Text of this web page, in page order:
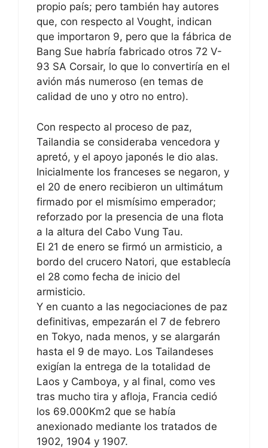
propio país; pero también hay autores
que, con respecto al Vought, indican
que importaron 9, pero que la fábrica de
Bang Sue habría fabricado otros 72 V-
93 SA Corsair, lo que lo convertiría en el
avión más numeroso (en temas de
calidad de uno y otro no entro).
Con respecto al proceso de paz,
Tailandia se consideraba vencedora y
apretó, y el apoyo japonés le dio alas.
Inicialmente los franceses se negaron, y
el 20 de enero recibieron un ultimátum
firmado por el mismísimo emperador;
reforzado por la presencia de una flota
a la altura del Cabo Vung Tau.
El 21 de enero se firmó un armisticio, a
bordo del crucero Natori, que establecía
el 28 como fecha de inicio del
armisticio.
Y en cuanto a las negociaciones de paz
definitivas, empezarán el 7 de febrero
en Tokyo, nada menos, y se alargarán
hasta el 9 de mayo. Los Tailandeses
exigían la entrega de la totalidad de
Laos y Camboya, y al final, como ves
tras mucho tira y afloja, Francia cedió
los 69.000Km2 que se había
anexionado mediante los tratados de
1902, 1904 y 1907.